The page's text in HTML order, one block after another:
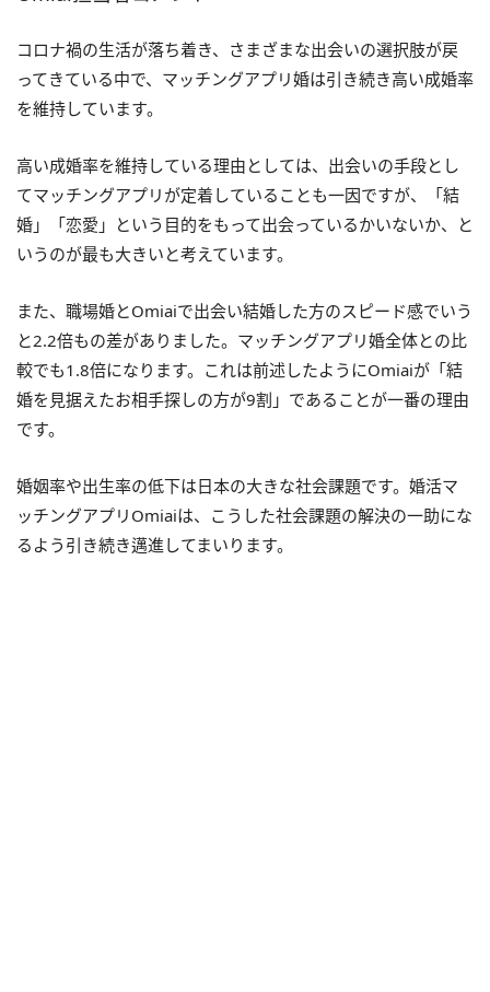
コロナ禍の生活が落ち着き、さまざまな出会いの選択肢が戻
ってきている中で、マッチングアプリ婚は引き続き高い成婚率
を維持しています。
高い成婚率を維持している理由としては、出会いの手段とし
てマッチングアプリが定着していることも一因ですが、「結
婚」「恋愛」という目的をもって出会っているかいないか、と
いうのが最も大きいと考えています。
また、職場婚とOmiaiで出会い結婚した方のスピード感でいう
と2.2倍もの差がありました。マッチングアプリ婚全体との比
較でも1.8倍になります。これは前述したようにOmiaiが「結
婚を見据えたお相手探しの方が9割」であることが一番の理由
です。
婚姻率や出生率の低下は日本の大きな社会課題です。婚活マ
ッチングアプリOmiaiは、こうした社会課題の解決の一助にな
るよう引き続き邁進してまいります。